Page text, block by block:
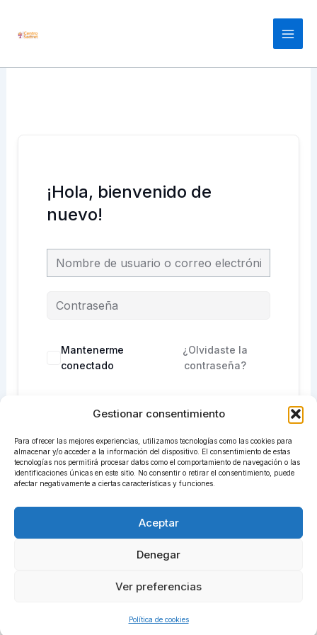
Gestionar consentimiento
Para ofrecer las mejores experiencias, utilizamos tecnologías como las cookies para
almacenar y/o acceder a la información del dispositivo. El consentimiento de estas
tecnologías nos permitirá procesar datos como el comportamiento de navegación o las
identificaciones únicas en este sitio. No consentir o retirar el consentimiento, puede
afectar negativamente a ciertas características y funciones.
Aceptar
Denegar
Ver preferencias
Política de cookies
contenido
Main
¡Hola, bienvenido de
nuevo!
Mantenerme
conectado
¿Olvidaste la
contraseña?
Acceder
¿No tienes una cuenta?Regístrate ahora
Todos los derechos © 2026 centrosadiret.com | Funciona